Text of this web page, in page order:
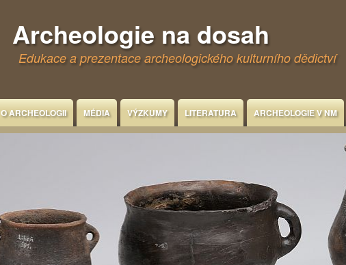
Archeologie na dosah
Edukace a prezentace archeologického kulturního dědictví
O ARCHEOLOGII MÉDIA VÝZKUMY LITERATURA ARCHEOLOGIE V NM